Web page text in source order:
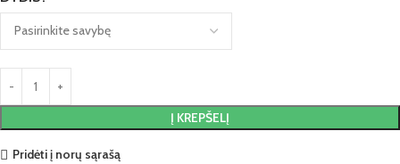
Į KREPŠELĮ
Pridėti į norų sąrašą